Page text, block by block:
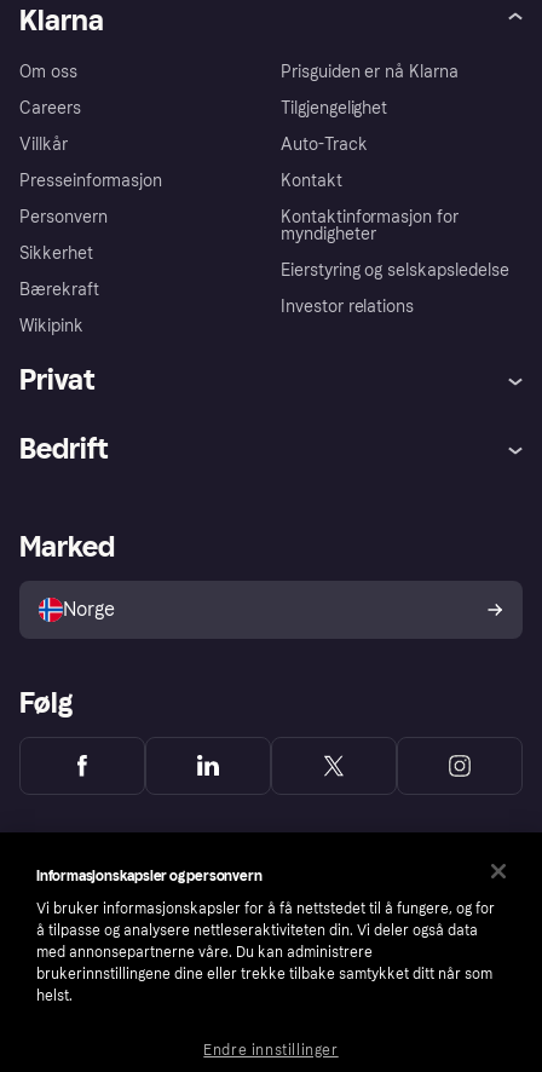
Klarna
Om oss
Careers
Villkår
Presseinformasjon
Personvern
Sikkerhet
Bærekraft
Wikipink
Prisguiden er nå Klarna
Tilgjengelighet
Auto-Track
Kontakt
Kontaktinformasjon for
myndigheter
Eierstyring og selskapsledelse
Investor relations
Privat
Utforsk butikker
Bedrift
Merchant portal
Marked
Norge
Følg
Informasjonskapsler og personvern
Vi bruker informasjonskapsler for å få nettstedet til å fungere, og for
å tilpasse og analysere nettleseraktiviteten din. Vi deler også data
med annonsepartnerne våre. Du kan administrere
brukerinnstillingene dine eller trekke tilbake samtykket ditt når som
helst.
Endre innstillinger